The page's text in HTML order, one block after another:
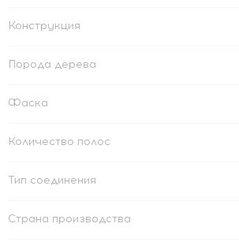
Конструкция
Порода дерева
Фаска
Количество полос
Тип соединения
Страна производства